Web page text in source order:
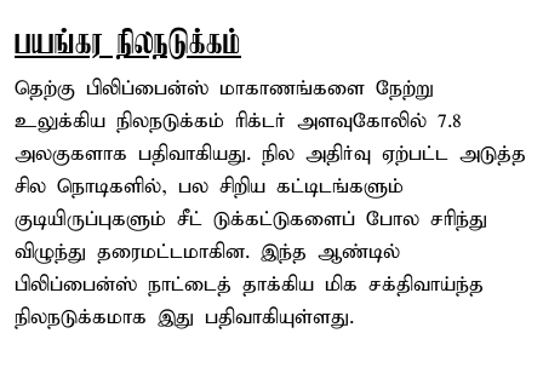
பயங்கர நிலநடுக்கம்
தெற்கு பிலிப்பைன்ஸ் மாகாணங்களை நேற்று
உலுக்கிய நிலநடுக்கம் ரிக்டர் அளவுகோலில் 7.8
அலகுகளாக பதிவாகியது. நில அதிர்வு ஏற்பட்ட அடுத்த
சில நொடிகளில், பல சிறிய கட்டிடங்களும்
குடியிருப்புகளும் சீட் டுக்கட்டுகளைப் போல சரிந்து
விழுந்து தரைமட்டமாகின. இந்த ஆண்டில்
பிலிப்பைன்ஸ் நாட்டைத் தாக்கிய மிக சக்திவாய்ந்த
நிலநடுக்கமாக இது பதிவாகியுள்ளது.